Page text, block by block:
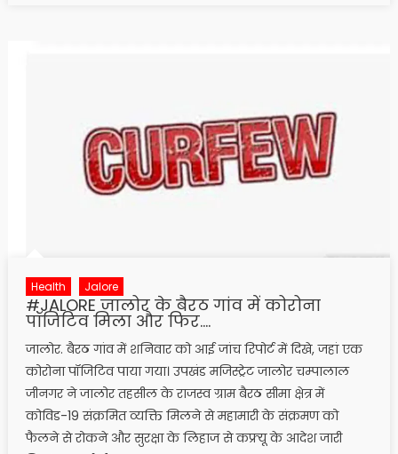
Health Jalore
#JALORE जालोर के बैरठ गांव में कोरोना
पॉजिटिव मिला और फिर….
जालोर. बैरठ गांव में शनिवार को आई जांच रिपोर्ट में दिखे, जहां एक
कोरोना पॉजिटिव पाया गया। उपखंड मजिस्ट्रेट जालोर चम्पालाल
जीनगर ने जालोर तहसील के राजस्व ग्राम बैरठ सीमा क्षेत्र में
कोविड-19 संक्रमित व्यक्ति मिलने से महामारी के संक्रमण को
फैलने से रोकने और सुरक्षा के लिहाज से कफ्र्यू के आदेश जारी